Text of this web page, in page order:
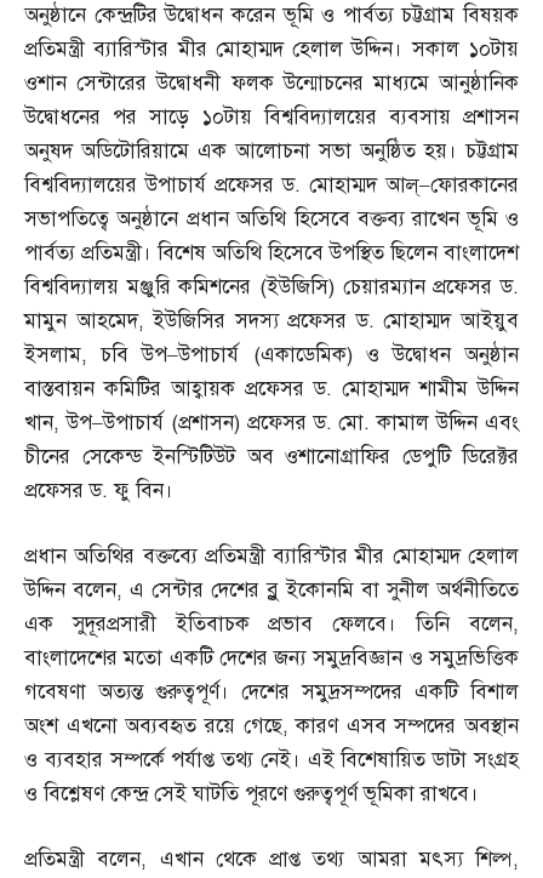
অনুষ্ঠানে কেন্দ্রটির উদ্বোধন করেন ভূমি ও পার্বত্য চট্টগ্রাম বিষয়ক
প্রতিমন্ত্রী ব্যারিস্টার মীর মোহাম্মদ হেলাল উদ্দিন। সকাল ১০টায়
ওশান সেন্টারের উদ্বোধনী ফলক উন্মোচনের মাধ্যমে আনুষ্ঠানিক
উদ্বোধনের পর সাড়ে ১০টায় বিশ্ববিদ্যালয়ের ব্যবসায় প্রশাসন
অনুষদ অডিটোরিয়ামে এক আলোচনা সভা অনুষ্ঠিত হয়। চট্টগ্রাম
বিশ্ববিদ্যালয়ের উপাচার্য প্রফেসর ড. মোহাম্মদ আল্‌–ফোরকানের
সভাপতিত্বে অনুষ্ঠানে প্রধান অতিথি হিসেবে বক্তব্য রাখেন ভূমি ও
পার্বত্য প্রতিমন্ত্রী। বিশেষ অতিথি হিসেবে উপস্থিত ছিলেন বাংলাদেশ
বিশ্ববিদ্যালয় মঞ্জুরি কমিশনের (ইউজিসি) চেয়ারম্যান প্রফেসর ড.
মামুন আহমেদ,ইউজিসির সদস্য প্রফেসর ড.মোহাম্মদ আইয়ুব
ইসলাম,চবি উপ–উপাচার্য (একাডেমিক) ও উদ্বোধন অনুষ্ঠান
বাস্তবায়ন কমিটির আহ্বায়ক প্রফেসর ড. মোহাম্মদ শামীম উদ্দিন
খান,উপ–উপাচার্য (প্রশাসন) প্রফেসর ড.মো.কামাল উদ্দিন এবং
চীনের সেকেন্ড ইনস্টিটিউট অব ওশানোগ্রাফির ডেপুটি ডিরেক্টর
প্রফেসর ড.ফু বিন।
প্রধান অতিথির বক্তব্যে প্রতিমন্ত্রী ব্যারিস্টার মীর মোহাম্মদ হেলাল
উদ্দিন বলেন, এ সেন্টার দেশের ব্লু ইকোনমি বা সুনীল অর্থনীতিতে
এক সুদূরপ্রসারী ইতিবাচক প্রভাব ফেলবে। তিনি বলেন,
বাংলাদেশের মতো একটি দেশের জন্য সমুদ্রবিজ্ঞান ও সমুদ্রভিত্তিক
গবেষণা অত্যন্ত গুরুত্বপূর্ণ। দেশের সমুদ্রসম্পদের একটি বিশাল
অংশ এখনো অব্যবহৃত রয়ে গেছে,কারণ এসব সম্পদের অবস্থান
ও ব্যবহার সম্পর্কে পর্যাপ্ত তথ্য নেই। এই বিশেষায়িত ডাটা সংগ্রহ
ও বিশ্লেষণ কেন্দ্র সেই ঘাটতি পূরণে গুরুত্বপূর্ণ ভূমিকা রাখবে।
প্রতিমন্ত্রী বলেন, এখান থেকে প্রাপ্ত তথ্য আমরা মৎস্য শিল্প,